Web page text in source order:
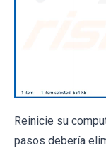
Reinicie su
pasos debería